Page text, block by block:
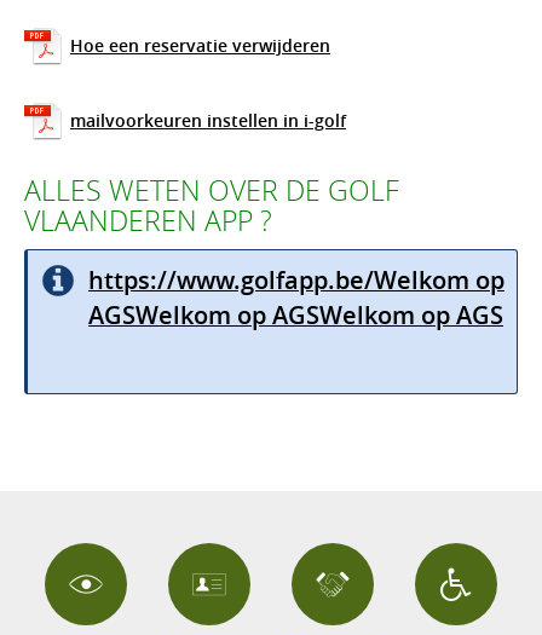
Hoe een reservatie verwijderen
mailvoorkeuren instellen in i-golf
ALLES WETEN OVER DE GOLF
VLAANDEREN APP ?
https://www.golfapp.be/Welkom op
AGSWelkom op AGSWelkom op AGS